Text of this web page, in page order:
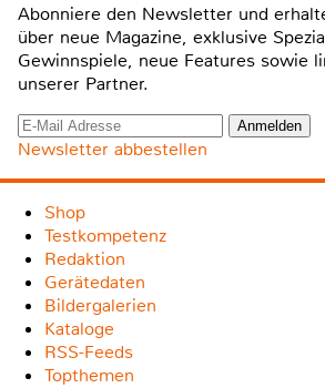
Abonniere den Newsletter und
über neue Magazine, exklusive
Gewinnspiele, neue Features sowie
unserer Partner.
Newsletter abbestellen
Shop
Testkompetenz
Redaktion
Gerätedaten
Bildergalerien
Kataloge
RSS-Feeds
Topthemen